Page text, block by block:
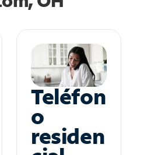
Teléfon
o
residen